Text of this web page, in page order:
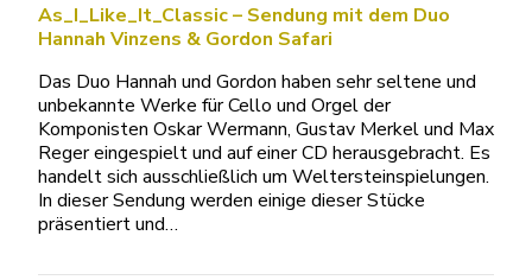
As_I_Like_It_Classic – Sendung mit dem Duo
Hannah Vinzens & Gordon Safari
Das Duo Hannah und Gordon haben sehr seltene und
unbekannte Werke für Cello und Orgel der
Komponisten Oskar Wermann, Gustav Merkel und Max
Reger eingespielt und auf einer CD herausgebracht. Es
handelt sich ausschließlich um Weltersteinspielungen.
In dieser Sendung werden einige dieser Stücke
präsentiert und…